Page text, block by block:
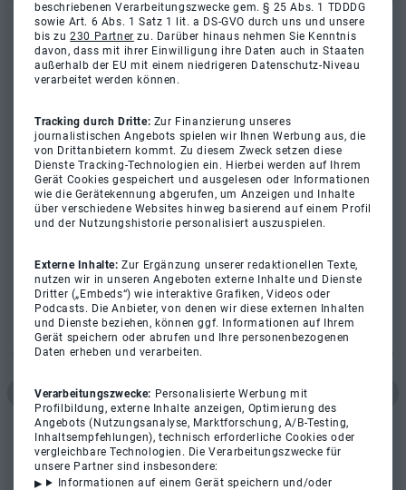
beschriebenen Verarbeitungszwecke gem. § 25 Abs. 1 TDDDG
sowie Art. 6 Abs. 1 Satz 1 lit. a DS-GVO durch uns und unsere
bis zu230 Partner zu. Darüber hinaus nehmen Sie Kenntnis
davon, dass mit ihrer Einwilligung ihre Daten auch in Staaten
außerhalb der EU mit einem niedrigeren Datenschutz-Niveau
verarbeitet werden können.
Tracking durch Dritte: Zur Finanzierung unseres
journalistischen Angebots spielen wir Ihnen Werbung aus, die
von Drittanbietern kommt. Zu diesem Zweck setzen diese
Dienste Tracking-Technologien ein. Hierbei werden auf Ihrem
Gerät Cookies gespeichert und ausgelesen oder Informationen
wie die Gerätekennung abgerufen, um Anzeigen und Inhalte
über verschiedene Websites hinweg basierend auf einem Profil
und der Nutzungshistorie personalisiert auszuspielen.
Externe Inhalte:Zur Ergänzung unserer redaktionellen Texte,
nutzen wir in unseren Angeboten externe Inhalte und Dienste
Dritter („Embeds“) wie interaktive Grafiken, Videos oder
Podcasts. Die Anbieter, von denen wir diese externen Inhalten
und Dienste beziehen, können ggf. Informationen auf Ihrem
Gerät speichern oder abrufen und Ihre personenbezogenen
Daten erheben und verarbeiten.
Verarbeitungszwecke: Personalisierte Werbung mit
Profilbildung, externe Inhalte anzeigen, Optimierung des
Angebots (Nutzungsanalyse, Marktforschung, A/B-Testing,
Inhaltsempfehlungen), technisch erforderliche Cookies oder
vergleichbare Technologien. Die Verarbeitungszwecke für
unsere Partner sind insbesondere:
Informationen auf einem Gerät speichern und/oder